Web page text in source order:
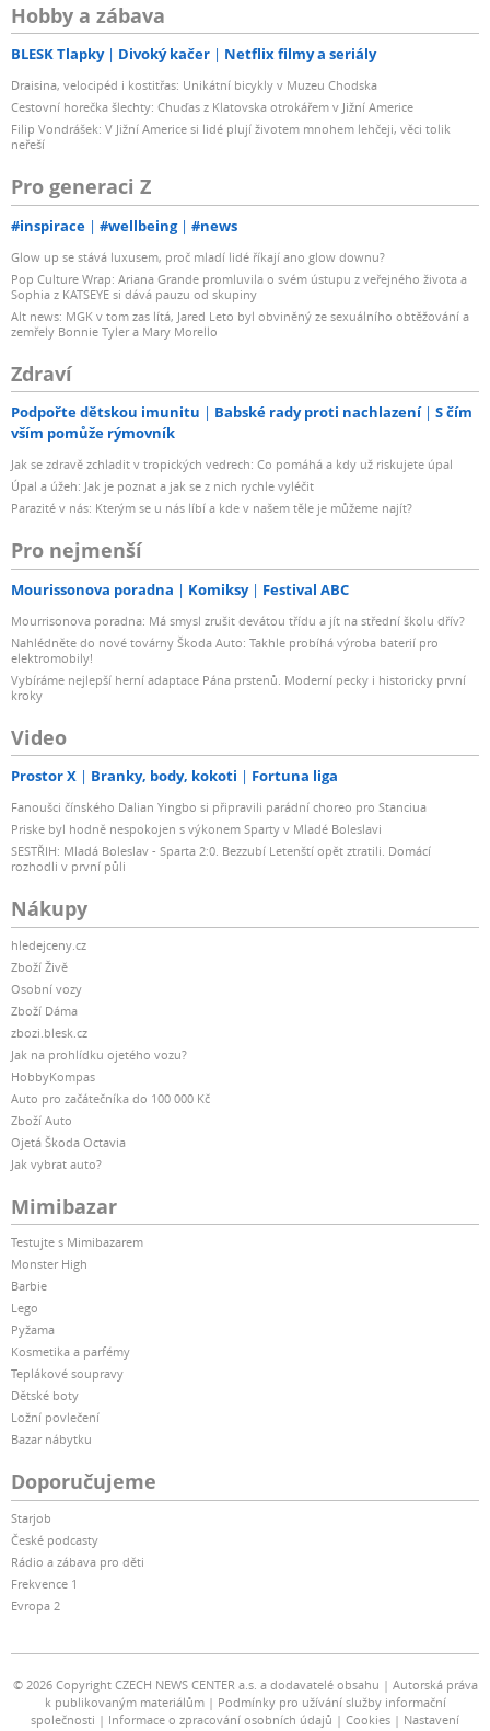
Hobby a zábava
BLESK Tlapky Divoký kačer Netflix filmy a seriály
Draisina, velocipéd i kostitřas: Unikátní bicykly v Muzeu Chodska
Cestovní horečka šlechty: Chuďas z Klatovska otrokářem v Jižní Americe
Filip Vondrášek: V Jižní Americe si lidé plují životem mnohem lehčeji, věci tolik
neřeší
Pro generaci Z
#inspirace #wellbeing #news
Glow up se stává luxusem, proč mladí lidé říkají ano glow downu?
Pop Culture Wrap: Ariana Grande promluvila o svém ústupu z veřejného života a
Sophia z KATSEYE si dává pauzu od skupiny
Alt news: MGK v tom zas lítá, Jared Leto byl obviněný ze sexuálního obtěžování a
zemřely Bonnie Tyler a Mary Morello
Zdraví
Podpořte dětskou imunitu Babské rady proti nachlazení
S čím
vším pomůže rýmovník
Jak se zdravě zchladit v tropických vedrech: Co pomáhá a kdy už riskujete úpal
Úpal a úžeh: Jak je poznat a jak se z nich rychle vyléčit
Parazité v nás: Kterým se u nás líbí a kde v našem těle je můžeme najít?
Pro nejmenší
Mourissonova poradna Komiksy Festival ABC
Mourrisonova poradna: Má smysl zrušit devátou třídu a jít na střední školu dřív?
Nahlédněte do nové továrny Škoda Auto: Takhle probíhá výroba baterií pro
elektromobily!
Vybíráme nejlepší herní adaptace Pána prstenů. Moderní pecky i historicky první
kroky
Video
Prostor X Branky, body, kokoti Fortuna liga
Fanoušci čínského Dalian Yingbo si připravili parádní choreo pro Stanciua
Priske byl hodně nespokojen s výkonem Sparty v Mladé Boleslavi
SESTŘIH: Mladá Boleslav - Sparta 2:0. Bezzubí Letenští opět ztratili. Domácí
rozhodli v první půli
Nákupy
hledejceny.cz
Zboží Živě
Osobní vozy
Zboží Dáma
zbozi.blesk.cz
Jak na prohlídku ojetého vozu?
HobbyKompas
Auto pro začátečníka do 100 000 Kč
Zboží Auto
Ojetá Škoda Octavia
Jak vybrat auto?
Mimibazar
Testujte s Mimibazarem
Monster High
Barbie
Lego
Pyžama
Kosmetika a parfémy
Teplákové soupravy
Dětské boty
Ložní povlečení
Bazar nábytku
Doporučujeme
Starjob
České podcasty
Rádio a zábava pro děti
Frekvence 1
Evropa 2
© 2026 Copyright CZECH NEWS CENTER a.s. a dodavatelé obsahu
Autorská práva
k publikovaným materiálům
Podmínky pro užívání služby informační
společnosti
Informace o zpracování osobních údajů Cookies
Nastavení